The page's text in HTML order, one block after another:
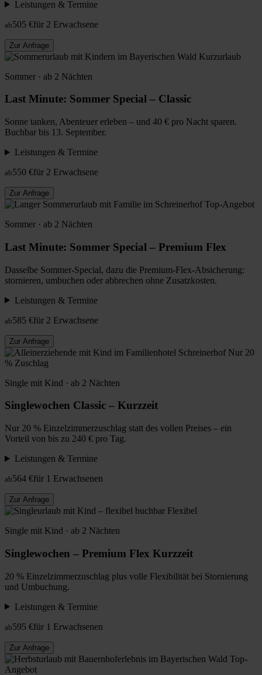
Leistungen & Termine
ab505 €für 2 Erwachsene
Zur Anfrage
Kurzurlaub
Sommer · ab 2 Nächten
Last Minute: Sommer Special – Classic
Sonne tanken, Abenteuer erleben – und 40 € pro Nacht sparen.
Buchbar bis 13. September.
Leistungen & Termine
ab550 €für 2 Erwachsene
Zur Anfrage
Top-Angebot
Sommer · ab 2 Nächten
Last Minute: Sommer Special – Premium Flex
Dasselbe Sommer-Special, dazu die Premium-Flex-Absicherung:
stornieren, umbuchen oder abbrechen ohne Zusatzkosten.
Leistungen & Termine
ab585 €für 2 Erwachsene
Zur Anfrage
Nur 20
% Zuschlag
Single mit Kind · ab 2 Nächten
Singlewochen Classic – Kurzzeit
Nur 20 % Einzelzimmerzuschlag statt des vollen Preises – ein
Vorteil von bis zu 240 € pro Tag.
Leistungen & Termine
ab564 €für 1 Erwachsenen
Zur Anfrage
Flexibel
Single mit Kind · ab 2 Nächten
Singlewochen – Premium Flex Kurzzeit
20 % Einzelzimmerzuschlag plus volle Flexibilität bei Stornierung
und Umbuchung.
Leistungen & Termine
ab595 €für 1 Erwachsenen
Zur Anfrage
Top-
Angebot